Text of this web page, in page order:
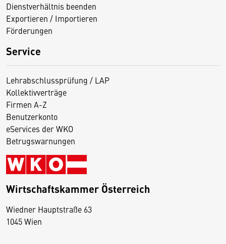
Dienstverhältnis beenden
Exportieren / Importieren
Förderungen
Service
Lehrabschlussprüfung / LAP
Kollektivverträge
Firmen A-Z
Benutzerkonto
eServices der WKO
Betrugswarnungen
Wirtschaftskammer Österreich
Wiedner Hauptstraße 63
1045 Wien
D